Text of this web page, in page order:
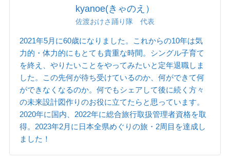
kyanoe(きゃのえ）
佐渡おけさ踊り隊 代表
2021年5月に60歳になりました。これからの10年は気
力的・体力的にもとても貴重な時間。シングル子育て
を終え、やりたいことをやってみたいと定年退職しま
した。この先何が待ち受けているのか、何ができて何
ができなくなるのか。何でもシェアして後に続く方々
の未来設計図作りのお役に立てたらと思っています。
2020年に国内、2022年に総合旅行取扱管理者資格を取
得。2023年2月に日本全県めぐりの旅・2周目を達成し
ました！